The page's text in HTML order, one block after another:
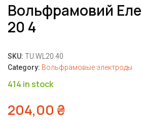
Вольфрамовий
20 4
SKU: TU.WL20.40
Category: Вольфрамовые электроды
414 in stock
204,00 ₴